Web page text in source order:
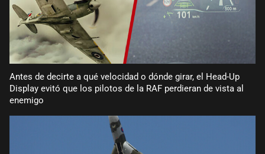
Antes de decirte a qué velocidad o dónde girar, el Head-Up
Display evitó que los pilotos de la RAF perdieran de vista al
enemigo